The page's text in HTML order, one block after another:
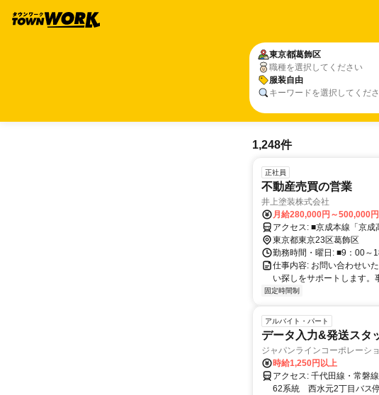
東京都葛飾区
職種を選択してください
服装自由
キーワードを選択してくだ
1,248件
正社員
不動産売買の営業
井上塗装株式会社
月給280,000円～500,000円
東京都東京23区葛飾区
勤務時間・曜日: ■9：00～
仕事内容: お問い合わせい
い探しをサポートします
固定時間制
アルバイト・パート
データ入力&発送スタ
ジャパンラインコーポレーシ
時給1,250円以上
アクセス: 千代田線・常磐線 各駅停車 金町駅下車 バス14分 （​京成バス 金町